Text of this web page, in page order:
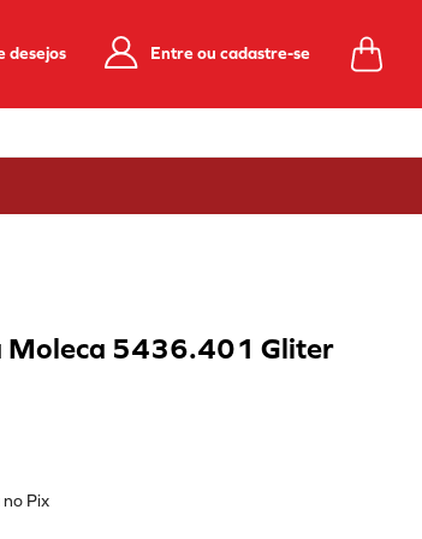
desejos Entre ou cadastre-se
Moleca 5436.401 Gliter
Pix